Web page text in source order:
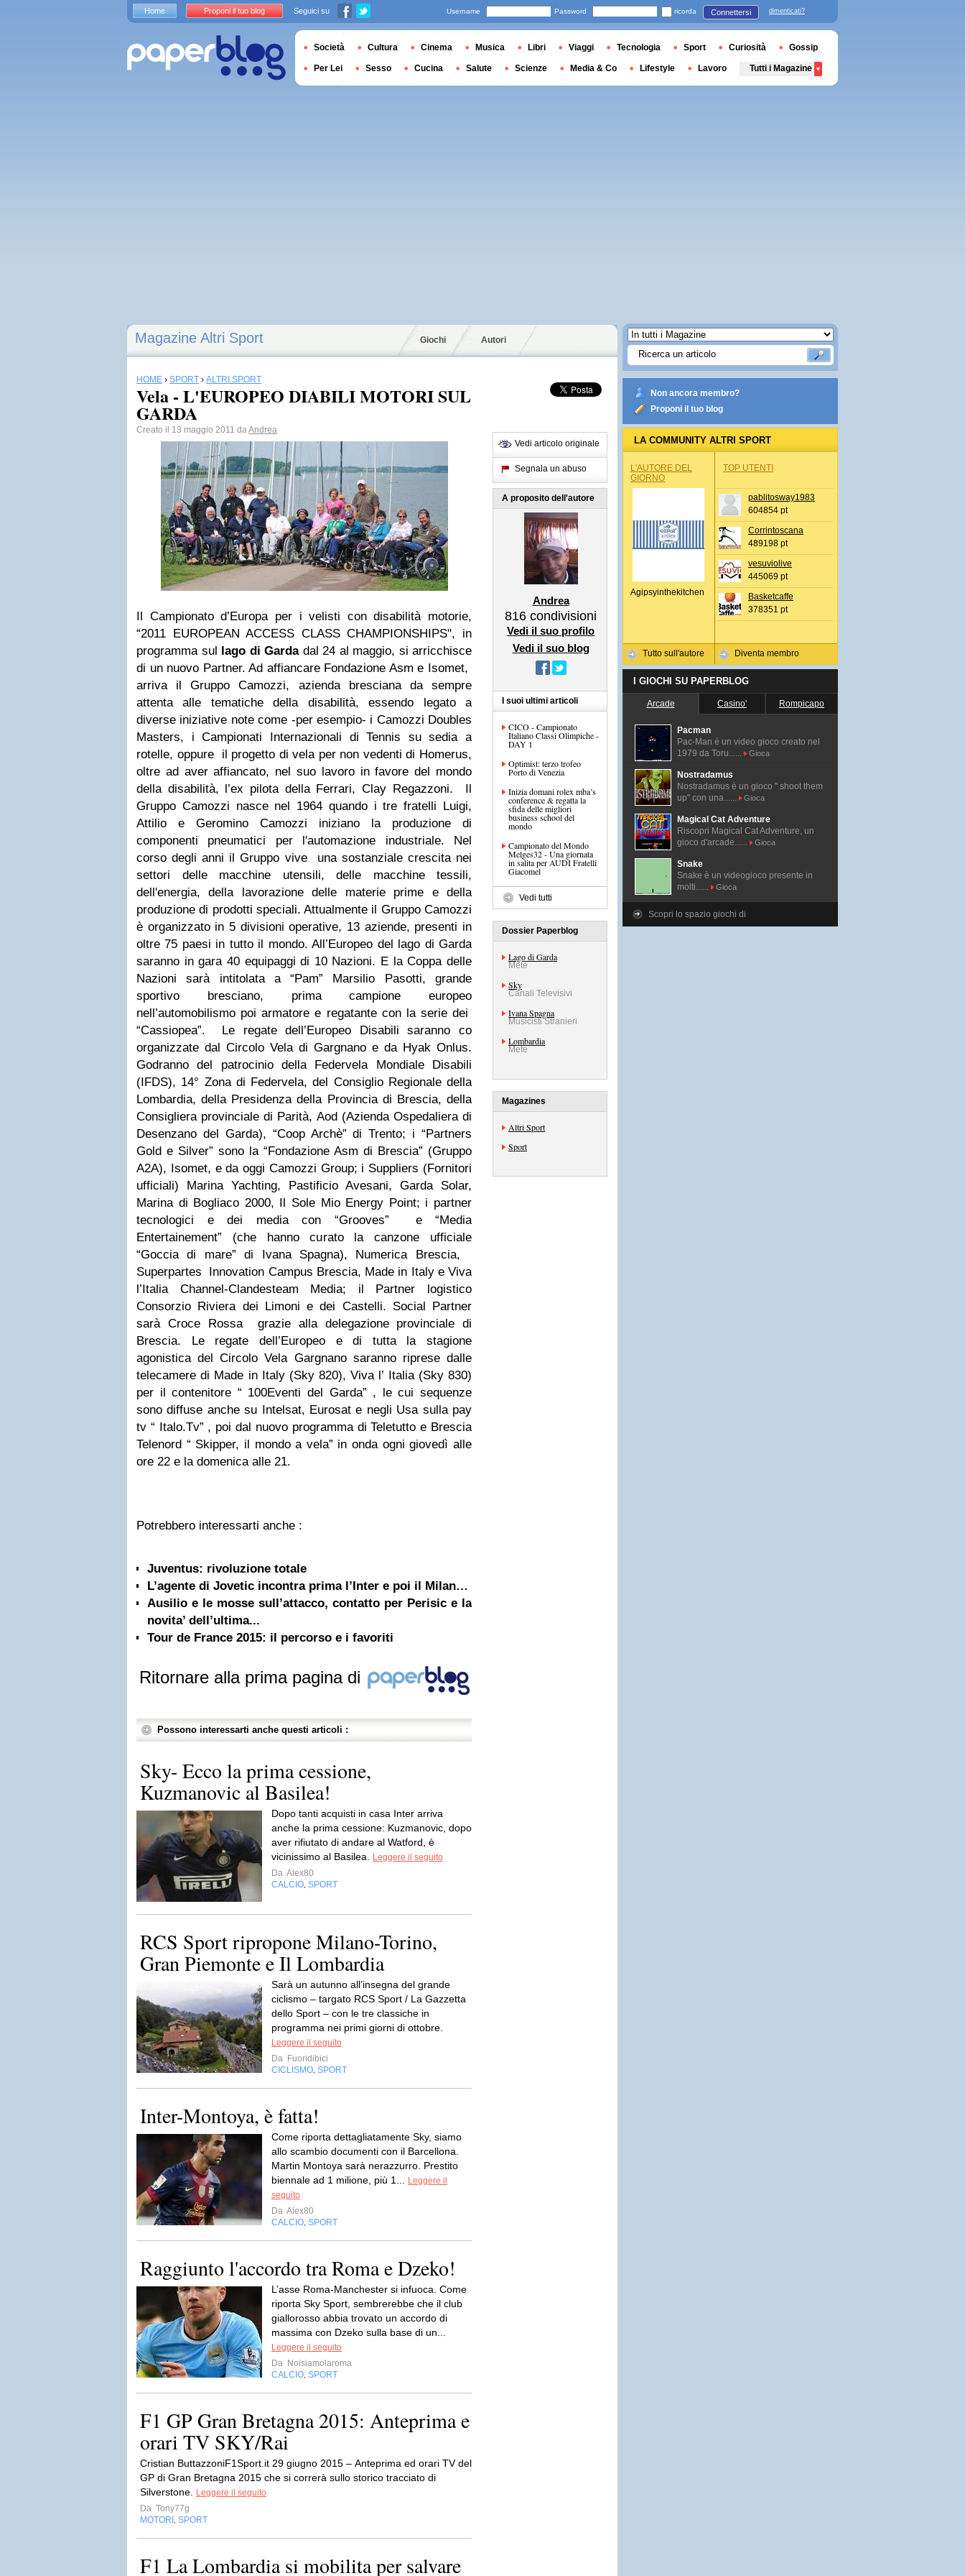
Magazine Altri Sport Giochi Autori
HOME › SPORT › ALTRI SPORT
Vela - L'EUROPEO DIABILI MOTORI SUL
GARDA
Creato il 13 maggio 2011 daAndrea
Il Campionato d’Europa per i velisti con disabilità motorie,
“2011 EUROPEAN ACCESS CLASS CHAMPIONSHIPS", in
programma sul lago di Gardadal 24 al maggio, si arricchisce
di un nuovo Partner. Ad affiancare Fondazione Asm e Isomet,
arriva il Gruppo Camozzi, azienda bresciana da sempre
attenta alle tematiche della disabilità, essendo legato a
diverse iniziative note come -per esempio- i Camozzi Doubles
Masters, i Campionati Internazionali di Tennis su sedia a
rotelle, oppure il progetto di vela per non vedenti di Homerus,
oltre ad aver affiancato, nel suo lavoro in favore del mondo
della disabilità, l’ex pilota della Ferrari, Clay Regazzoni.
Il
Gruppo Camozzi nasce nel 1964 quando i tre fratelli Luigi,
Attilio e Geromino Camozzi iniziano la produzione di
componenti pneumatici per l'automazione industriale. Nel
corso degli anni il Gruppo vive una sostanziale crescita nei
settori delle macchine utensili, delle macchine tessili,
dell'energia, della lavorazione delle materie prime e della
produzione di prodotti speciali. Attualmente il Gruppo Camozzi
è organizzato in 5 divisioni operative, 13 aziende, presenti in
oltre 75 paesi in tutto il mondo. All’Europeo del lago di Garda
saranno in gara 40 equipaggi di 10 Nazioni. E la Coppa delle
Nazioni sarà intitolata a “Pam” Marsilio Pasotti, grande
sportivo bresciano, prima campione europeo
nell’automobilismo poi armatore e regatante con la serie dei
“Cassiopea”. Le regate dell’Europeo Disabili saranno co
organizzate dal Circolo Vela di Gargnano e da Hyak Onlus.
Godranno del patrocinio della Federvela Mondiale Disabili
(IFDS), 14° Zona di Federvela, del Consiglio Regionale della
Lombardia, della Presidenza della Provincia di Brescia, della
Consigliera provinciale di Parità, Aod (Azienda Ospedaliera di
Desenzano del Garda), “Coop Archè” di Trento; i “Partners
Gold e Silver” sono la “Fondazione Asm di Brescia” (Gruppo
A2A), Isomet, e da oggi Camozzi Group; i Suppliers (Fornitori
ufficiali) Marina Yachting, Pastificio Avesani, Garda Solar,
Marina di Bogliaco 2000, Il Sole Mio Energy Point; i partner
tecnologici e dei media con “Grooves” e “Media
Entertainement” (che hanno curato la canzone ufficiale
“Goccia di mare” di Ivana Spagna), Numerica Brescia,
Superpartes Innovation Campus Brescia, Made in Italy e Viva
l’Italia Channel-Clandesteam Media; il Partner logistico
Consorzio Riviera dei Limoni e dei Castelli. Social Partner
sarà Croce Rossa grazie alla delegazione provinciale di
Brescia. Le regate dell’Europeo e di tutta la stagione
agonistica del Circolo Vela Gargnano saranno riprese dalle
telecamere di Made in Italy (Sky 820), Viva l’ Italia (Sky 830)
per il contenitore “ 100Eventi del Garda” , le cui sequenze
sono diffuse anche su Intelsat, Eurosat e negli Usa sulla pay
tv “ Italo.Tv” , poi dal nuovo programma di Teletutto e Brescia
Telenord “ Skipper, il mondo a vela” in onda ogni giovedì alle
ore 22 e la domenica alle 21.
Potrebbero interessarti anche :
Juventus: rivoluzione totale
L’agente di Jovetic incontra prima l’Inter e poi il Milan…
Ausilio e le mosse sull’attacco, contatto per Perisic e la
novita’ dell’ultima...
Tour de France 2015: il percorso e i favoriti
Ritornare alla prima pagina di
Possono interessarti anche questi articoli :
Sky- Ecco la prima cessione,
Kuzmanovic al Basilea!
Dopo tanti acquisti in casa Inter arriva
anche la prima cessione: Kuzmanovic, dopo
aver rifiutato di andare al Watford, è
vicinissimo al Basilea.
Leggere il seguito
Da Alex80
CALCIO SPORT
RCS Sport ripropone Milano-Torino,
Gran Piemonte e Il Lombardia
Sarà un autunno all’insegna del grande
ciclismo – targato RCS Sport / La Gazzetta
dello Sport – con le tre classiche in
programma nei primi giorni di ottobre.
Leggere il seguito
Da Fuoridibici
CICLISMO SPORT
Inter-Montoya, è fatta!
Come riporta dettagliatamente Sky, siamo
allo scambio documenti con il Barcellona.
Martin Montoya sarà nerazzurro. Prestito
biennale ad 1 milione, più 1...
Leggere il
seguito
Da Alex80
CALCIO SPORT
Raggiunto l'accordo tra Roma e Dzeko!
L’asse Roma-Manchester si infuoca. Come
riporta Sky Sport, sembrerebbe che il club
giallorosso abbia trovato un accordo di
massima con Dzeko sulla base di un...
Leggere il seguito
Da Noisiamolaroma
CALCIO SPORT
F1 GP Gran Bretagna 2015: Anteprima e
orari TV SKY/Rai
Cristian ButtazzoniF1Sport.it 29 giugno 2015 – Anteprima ed orari TV del
GP di Gran Bretagna 2015 che si correrà sullo storico tracciato di
Silverstone.
Leggere il seguito
Da Tony77g
MOTORI
SPORT
F1 La Lombardia si mobilita per salvare
Vedi articolo originale
Segnala un abuso
A proposito dell'autore
Andrea
816 condivisioni
Vedi il suo profilo
Vedi il suo blog
I suoi ultimi articoli
CICO - Campionato
Italiano Classi Olimpiche -
DAY 1
Optimist: terzo trofeo
Porto di Venezia
Inizia domani rolex mba’s
conference & regatta la
sfida delle migliori
business school del
mondo
Campionato del Mondo
Melges32 - Una giornata
in salita per AUDI Fratelli
Giacomel
Vedi tutti
Dossier Paperblog
Lago di Garda
Mete
Sky
Canali Televisivi
Ivana Spagna
Musicisti Stranieri
Lombardia
Mete
Magazines
Altri Sport
Sport
Non ancora membro?
Proponi il tuo blog
LA COMMUNITY ALTRI SPORT
L'AUTORE DEL
GIORNO
Agipsyinthekitchen
Tutto sull'autore
TOP UTENTI
pablitosway1983
604854 pt
Corrintoscana
489198 pt
vesuviolive
445069 pt
Basketcaffe
378351 pt
Diventa membro
I GIOCHI SU PAPERBLOG
Arcade Casino' Rompicapo
Pacman
Pac-Man é un video gioco creato nel
1979 da Toru......
Gioca
Nostradamus
Nostradamus è un gioco " shoot them
up" con una......
Gioca
Magical Cat Adventure
Riscopri Magical Cat Adventure, un
gioco d'arcade......
Gioca
Snake
Snake è un videogioco presente in
molti......
Gioca
Scopri lo spazio giochi di
Home Proponi il tuo blog Seguici su Username Password ricorda Connettersi dimenticati?
Società Cultura Cinema Musica Libri Viaggi Tecnologia Sport Curiosità Gossip
Per Lei Sesso Cucina Salute Scienze Media & Co Lifestyle Lavoro Tutti i Magazine